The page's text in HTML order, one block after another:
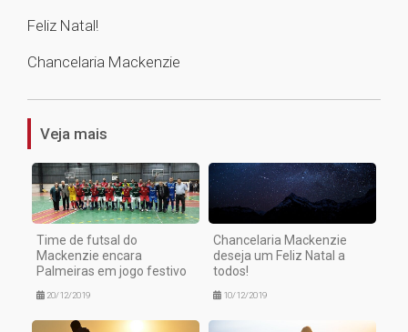
Feliz Natal!
Chancelaria Mackenzie
Veja mais
Time de futsal do
Mackenzie encara
Palmeiras em jogo festivo
20/12/2019
Chancelaria Mackenzie
deseja um Feliz Natal a
todos!
10/12/2019